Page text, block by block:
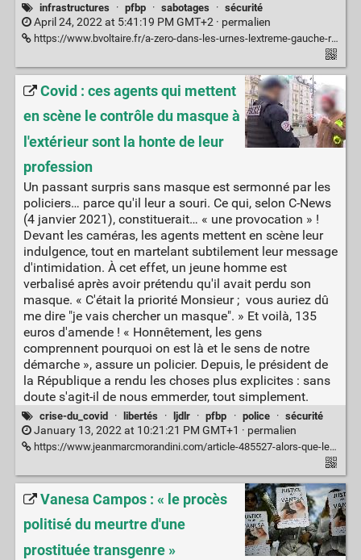
infrastructures · pfbp · sabotages · sécurité
April 24, 2022 at 5:41:19 PM GMT+2 · permalien
https://www.bvoltaire.fr/a-zero-dans-les-urnes-lextreme-gauche-relance-laction-directe/
Covid : ces agents qui mettent
en scène le contrôle du masque à
l'extérieur sont la honte de leur
profession
Un passant surpris sans masque est sermonné par les
policiers… parce qu'il leur a souri. Ce qui, selon C-News
(4 janvier 2021), constituerait… « une provocation » !
Devant les caméras, les agents mettent en scène leur
indulgence, tout en martelant subtilement leur message
d'intimidation. À cet effet, un jeune homme est
verbalisé après avoir prétendu qu'il avait perdu son
masque. « C'était la priorité Monsieur ; vous auriez dû
me dire "je vais chercher un masque". » Et voilà, 135
euros d'amende ! « Honnêtement, les gens
comprennent pourquoi on est là et le sens de notre
démarche », assure un policier. Depuis, le président de
la République a rendu les choses plus explicites : sans
doute s'agit-il de nous emmerder, tout simplement.
crise-du_covid · libertés · ljdlr · pfbp · police · sécurité
January 13, 2022 at 10:21:21 PM GMT+1 · permalien
https://www.jeanmarcmorandini.com/article-485527-alors-que-le-port-du-masque-est-a-nouveau-obligatoire-en-exterieur-les-controles-de-police-s-intensifient-dans-les-rues-a-paris-video.html
Vanesa Campos : « le procès
politisé du meurtre d'une
prostituée transgenre »